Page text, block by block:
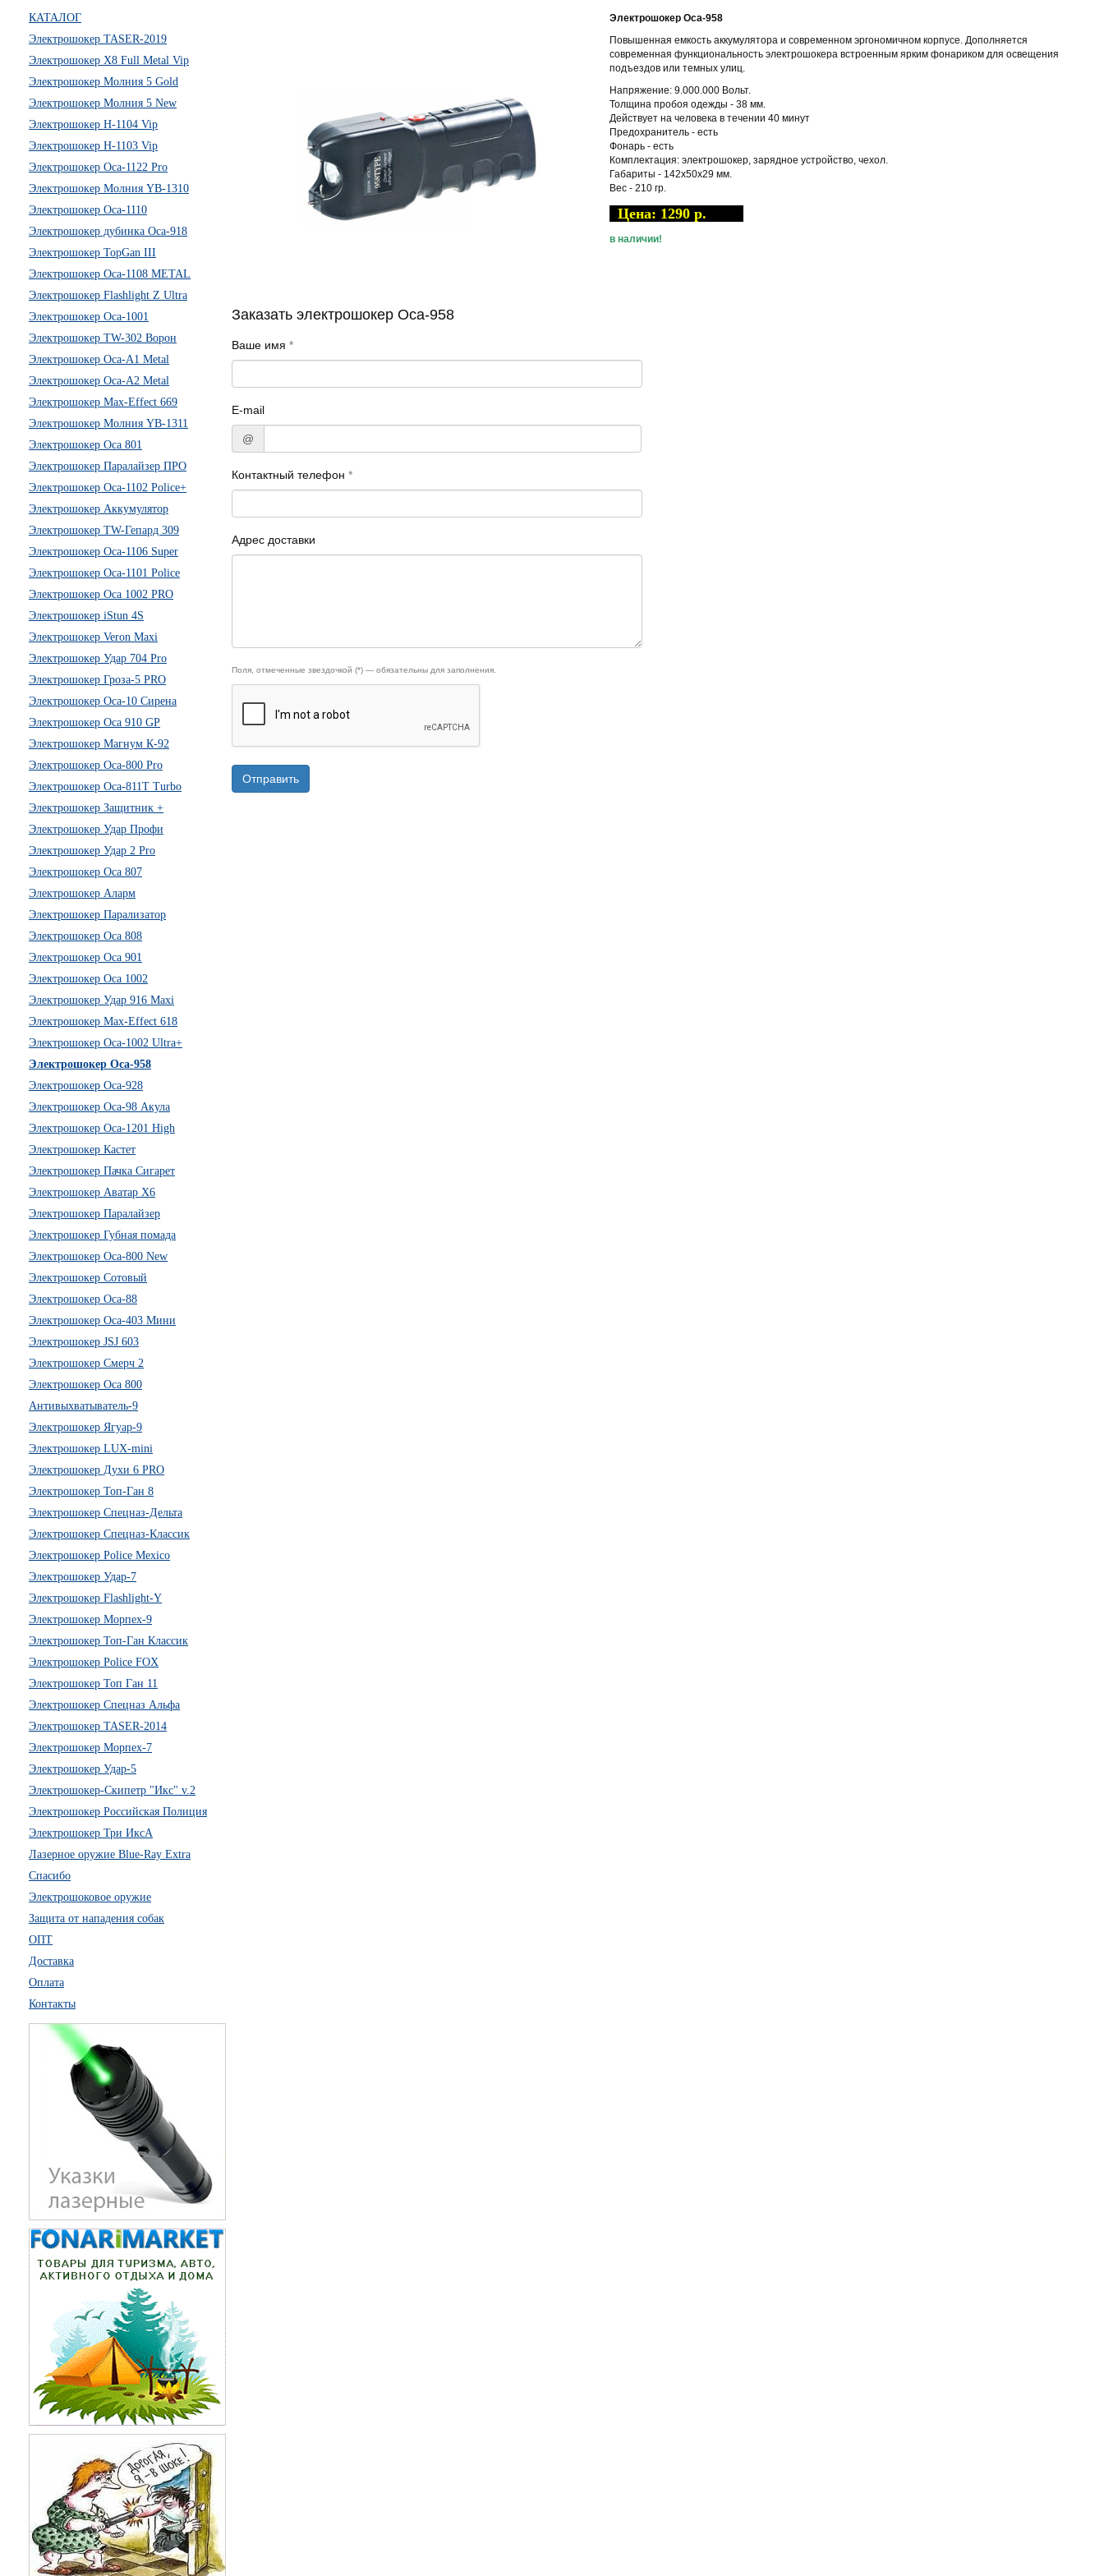
КАТАЛОГ
Электрошокер TASER-2019
Электрошокер X8 Full Metal Vip
Электрошокер Молния 5 Gold
Электрошокер Молния 5 New
Электрошокер H-1104 Vip
Электрошокер H-1103 Vip
Электрошокер Оса-1122 Pro
Электрошокер Молния YB-1310
Электрошокер Оса-1110
Электрошокер дубинка Оса-918
Электрошокер TopGan III
Электрошокер Оса-1108 METAL
Электрошокер Flashlight Z Ultra
Электрошокер Оса-1001
Электрошокер TW-302 Ворон
Электрошокер Оса-А1 Metal
Электрошокер Оса-А2 Metal
Электрошокер Max-Effect 669
Электрошокер Молния YB-1311
Электрошокер Оса 801
Электрошокер Паралайзер ПРО
Электрошокер Оса-1102 Police+
Электрошокер Аккумулятор
Электрошокер TW-Гепард 309
Электрошокер Оса-1106 Super
Электрошокер Оса-1101 Police
Электрошокер Оса 1002 PRO
Электрошокер iStun 4S
Электрошокер Veron Maxi
Электрошокер Удар 704 Pro
Электрошокер Гроза-5 PRO
Электрошокер Оса-10 Сирена
Электрошокер Оса 910 GP
Электрошокер Магнум К-92
Электрошокер Оса-800 Pro
Электрошокер Оса-811Т Turbo
Электрошокер Защитник +
Электрошокер Удар Профи
Электрошокер Удар 2 Pro
Электрошокер Оса 807
Электрошокер Аларм
Электрошокер Парализатор
Электрошокер Оса 808
Электрошокер Оса 901
Электрошокер Оса 1002
Электрошокер Удар 916 Maxi
Электрошокер Max-Effect 618
Электрошокер Оса-1002 Ultra+
Электрошокер Оса-958
Электрошокер Оса-928
Электрошокер Оса-98 Акула
Электрошокер Оса-1201 High
Электрошокер Кастет
Электрошокер Пачка Сигарет
Электрошокер Аватар Х6
Электрошокер Паралайзер
Электрошокер Губная помада
Электрошокер Оса-800 New
Электрошокер Сотовый
Электрошокер Оса-88
Электрошокер Оса-403 Мини
Электрошокер JSJ 603
Электрошокер Смерч 2
Электрошокер Оса 800
Антивыхватыватель-9
Электрошокер Ягуар-9
Электрошокер LUX-mini
Электрошокер Духи 6 PRO
Электрошокер Топ-Ган 8
Электрошокер Спецназ-Дельта
Электрошокер Спецназ-Классик
Электрошокер Police Mexico
Электрошокер Удар-7
Электрошокер Flashlight-Y
Электрошокер Морпех-9
Электрошокер Топ-Ган Классик
Электрошокер Police FOX
Электрошокер Топ Ган 11
Электрошокер Спецназ Альфа
Электрошокер TASER-2014
Электрошокер Морпех-7
Электрошокер Удар-5
Электрошокер-Скипетр "Икс" v.2
Электрошокер Российская Полиция
Электрошокер Три ИксА
Лазерное оружие Blue-Ray Extra
Спасибо
Электрошоковое оружие
Защита от нападения собак
ОПТ
Доставка
Оплата
Контакты
Электрошокер Оса-958
Повышенная емкость аккумулятора и современном эргономичном корпусе. Дополняется
современная функциональность электрошокера встроенным ярким фонариком для освещения
подъездов или темных улиц.
Напряжение: 9.000.000 Вольт.
Толщина пробоя одежды - 38 мм.
Действует на человека в течении 40 минут
Предохранитель - есть
Фонарь - есть
Комплектация: электрошокер, зарядное устройство, чехол.
Габариты - 142х50х29 мм.
Вес - 210 гр.
Цена: 1290 р.
в наличии!
Заказать электрошокер Оса-958
Ваше имя *
E-mail
@
Контактный телефон *
Адрес доставки
Поля, отмеченные звездочкой (*) — обязательны для заполнения.
Отправить